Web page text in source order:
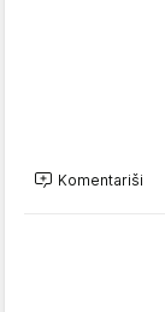
Komentariši